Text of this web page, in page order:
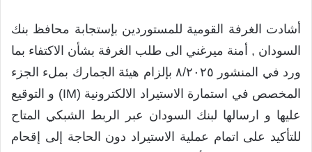
أشادت الغرفة القومية للمستوردين بإستجابة محافظ بنك
السودان , أمنة ميرغني الى طلب الغرفة بشأن الاكتفاء بما
ورد في المنشور ٨/٢٠٢٥ بإلزام هيئة الجمارك بملء الجزء
المخصص في استمارة الاستيراد الالكترونية (IM) و التوقيع
عليها و ارسالها لبنك السودان عبر الربط الشبكي المتاح
للتأكيد على اتمام عملية الاستيراد دون الحاجة إلى إقحام